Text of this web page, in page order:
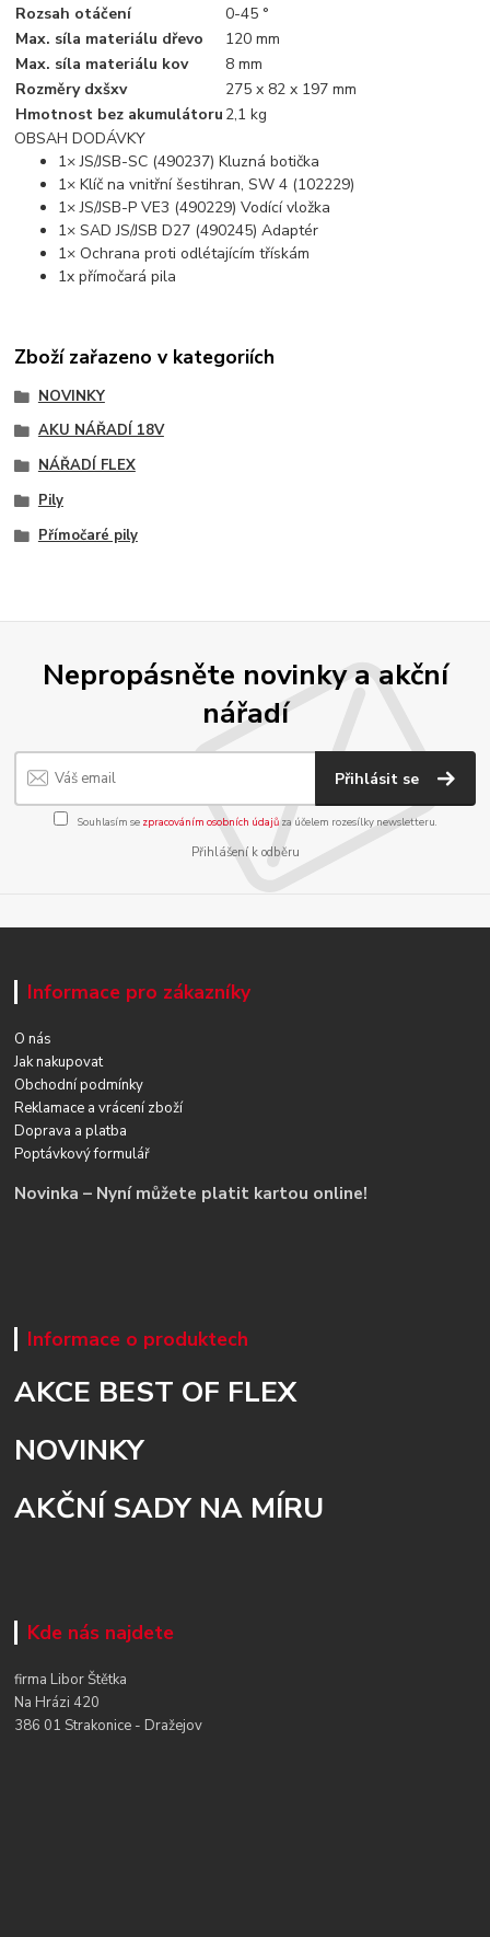
Rozsah otáčení
0-45 °
Max. síla materiálu dřevo
120 mm
Max. síla materiálu kov
8 mm
Rozměry dxšxv
275 x 82 x 197 mm
Hmotnost bez akumulátoru 2,1 kg
OBSAH DODÁVKY
1× JS/JSB-SC (490237) Kluzná botička
1× Klíč na vnitřní šestihran, SW 4 (102229)
1× JS/JSB-P VE3 (490229) Vodící vložka
1× SAD JS/JSB D27 (490245) Adaptér
1× Ochrana proti odlétajícím třískám
1x přímočará pila
Zboží zařazeno v kategoriích
NOVINKY
AKU NÁŘADÍ 18V
NÁŘADÍ FLEX
Pily
Přímočaré pily
Nepropásněte novinky a akční
nářadí
Přihlásit se
Souhlasím se zpracováním osobních údajůza účelem rozesílky newsletteru.
Přihlášení k odběru
Informace pro zákazníky
O nás
Jak nakupovat
Obchodní podmínky
Reklamace a vrácení zboží
Doprava a platba
Poptávkový formulář
Novinka – Nyní můžete platit kartou online!
Informace o produktech
AKCE BEST OF FLEX
NOVINKY
AKČNÍ SADY NA MÍRU
Kde nás najdete
firma Libor Štětka
Na Hrázi 420
386 01 Strakonice - Dražejov